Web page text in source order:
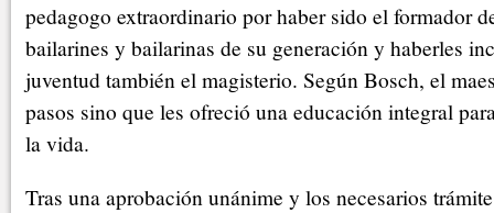
pedagogo extraordinario por haber sido el formador
bailarines y bailarinas de su generación y haberles
juventud también el magisterio. Según Bosch, el
pasos sino que les ofreció una educación integral
la vida.
Tras una aprobación unánime y los necesarios